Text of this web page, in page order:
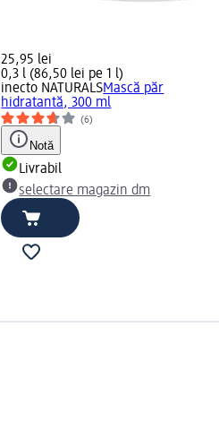
25,95 lei
0,3 l (86,50 lei pe 1 l)
inecto NATURALSMască păr
hidratantă, 300 ml
(6)
Notă
Livrabil
selectare magazin dm